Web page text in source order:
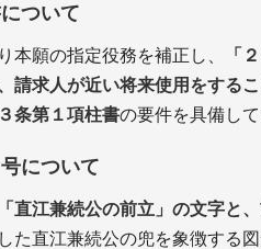
ついて
本願の指定役務を補正し、
「
請求人が近い将来使用をする
条第１項柱書の要件を具備し
について
「直江兼続公の前立」の文字と
た直江兼続公の兜を象徴する